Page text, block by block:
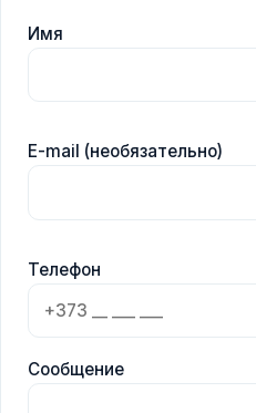
Имя
E-mail (необязательно)
Телефон
Сообщение